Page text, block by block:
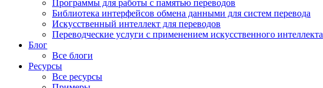
Программы для работы с памятью переводов
Библиотека интерфейсов обмена данными для систем перевода
Искусственный интеллект для переводов
Переводческие услуги с применением искусственного интеллекта
Блог
Все блоги
Ресурсы
Все ресурсы